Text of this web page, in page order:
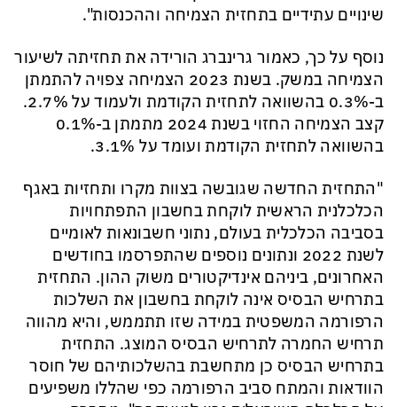
שינויים עתידיים בתחזית הצמיחה וההכנסות".
נוסף על כך, כאמור גרינברג הורידה את תחזיתה לשיעור
הצמיחה במשק. בשנת 2023 הצמיחה צפויה להתמתן
ב-0.3% בהשוואה לתחזית הקודמת ולעמוד על 2.7%.
קצב הצמיחה החזוי בשנת 2024 מתמתן ב-0.1%
בהשוואה לתחזית הקודמת ועומד על 3.1%.
"התחזית החדשה שגובשה בצוות מקרו ותחזיות באגף
הכלכלנית הראשית לוקחת בחשבון התפתחויות
בסביבה הכלכלית בעולם, נתוני חשבונאות לאומיים
לשנת 2022 ונתונים נוספים שהתפרסמו בחודשים
האחרונים, ביניהם אינדיקטורים משוק ההון. התחזית
בתרחיש הבסיס אינה לוקחת בחשבון את השלכות
הרפורמה המשפטית במידה שזו תתממש, והיא מהווה
תרחיש החמרה לתרחיש הבסיס המוצג. התחזית
בתרחיש הבסיס כן מתחשבת בהשלכותיהם של חוסר
הוודאות והמתח סביב הרפורמה כפי שהללו משפיעים